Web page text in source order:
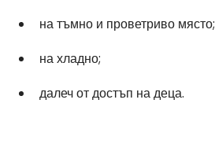
на тъмно и проветриво място;
на хладно;
далеч от достъп на деца.